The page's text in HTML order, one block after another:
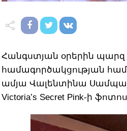
Հանգստյան օրերին պարզ
համագործակցության
ամյա Վալենտինա
Victoria’s Secret Pink-ի